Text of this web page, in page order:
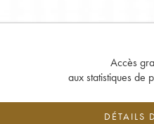
Accès
aux statistiques de
DÉTAILS